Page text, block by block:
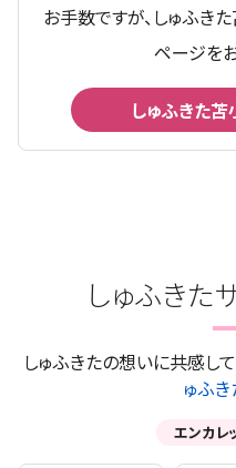
お手数ですが、しゅふき
ページを
しゅふきた
しゅふきた
しゅふきたの想いに共感し
ゅふ
エンカレ